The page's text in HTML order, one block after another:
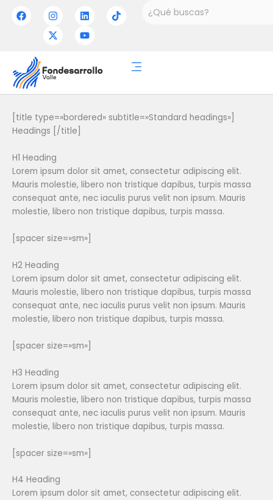
F
a
o
k
I
n
s
t
r
a
L
i
n
k
i
n
T
i
X
-
t
w
t
e
Y
o
u
t
e
Buscar
[title type=»bordered» subtitle=»Standard headings»]
Headings [/title]
H1 Heading
Lorem ipsum dolor sit amet, consectetur adipiscing elit.
Mauris molestie, libero non tristique dapibus, turpis massa
consequat ante, nec iaculis purus velit non ipsum. Mauris
molestie, libero non tristique dapibus, turpis massa.
[spacer size=»sm»]
H2 Heading
Lorem ipsum dolor sit amet, consectetur adipiscing elit.
Mauris molestie, libero non tristique dapibus, turpis massa
consequat ante, nec iaculis purus velit non ipsum. Mauris
molestie, libero non tristique dapibus, turpis massa.
[spacer size=»sm»]
H3 Heading
Lorem ipsum dolor sit amet, consectetur adipiscing elit.
Mauris molestie, libero non tristique dapibus, turpis massa
consequat ante, nec iaculis purus velit non ipsum. Mauris
molestie, libero non tristique dapibus, turpis massa.
[spacer size=»sm»]
H4 Heading
Lorem ipsum dolor sit amet, consectetur adipiscing elit.